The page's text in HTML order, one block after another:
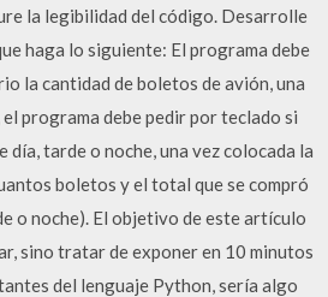
la legibilidad del código. Desarrolle
haga lo siguiente: El programa debe
la cantidad de boletos de avión, una
programa debe pedir por teclado si
día, tarde o noche, una vez colocada la
boletos y el total que se compró
o noche). El objetivo de este artículo
sino tratar de exponer en 10 minutos
del lenguaje Python, sería algo